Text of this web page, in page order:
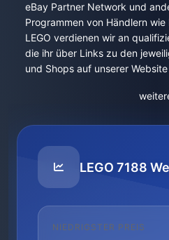
eBay Partner Network und
Programmen von Händlern
LEGO verdienen wir an
die ihr über Links zu den
und Shops auf unserer
LEGO 7188
NIEDRIGSTER PREIS